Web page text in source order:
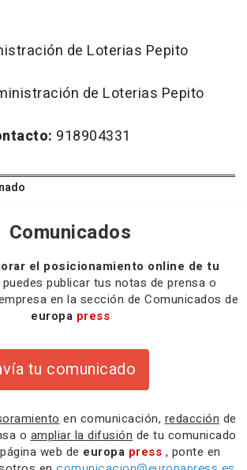
de Loterias Pepito
de Loterias Pepito
918904331
Comunicados
el posicionamiento online de tu
publicar tus notas de prensa o
en la sección de Comunicados de
europa press
tu comunicado
en comunicación, redacción de
o ampliar la difusión de tu comunicado
web de europa press , ponte en